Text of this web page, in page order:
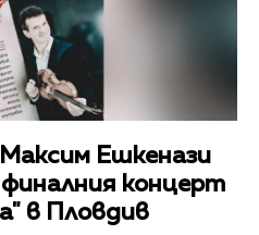
Ешкенази
концерт
в Пловдив